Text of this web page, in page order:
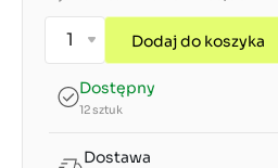
Dodaj do koszyka
Dostępny
12 sztuk
Dostawa